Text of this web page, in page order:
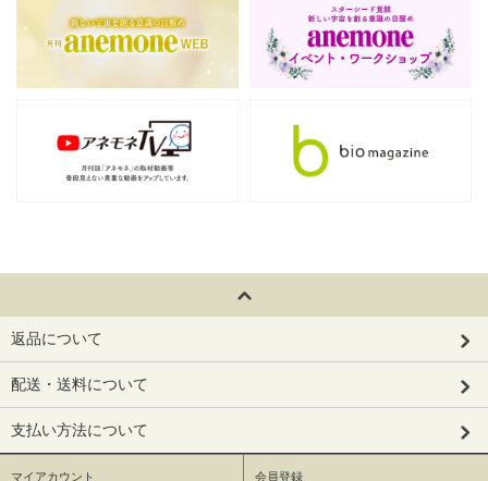
返品について
配送・送料について
支払い方法について
マイアカウント 会員登録